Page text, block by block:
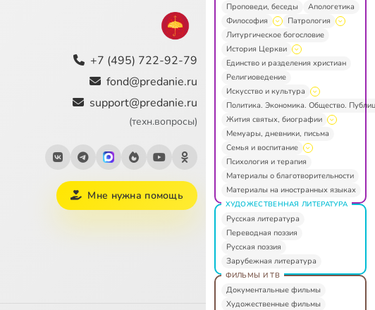
+7 (495) 722-92-79
fond@predanie.ru
support@predanie.ru
(техн.вопросы)
Мне нужна помощь
Проповеди, беседы
Апологетика
Философия
Патрология
Литургическое богословие
История Церкви
Единство и разделения христиан
Религиоведение
Искусство и культура
Политика. Экономика. Общество.
Жития святых, биографии
Мемуары, дневники, письма
Семья и воспитание
Психология и терапия
Материалы о благотворительности
Материалы на иностранных языках
ХУДОЖЕСТВЕННАЯ ЛИТЕРАТУРА
Русская литература
Переводная поэзия
Русская поэзия
Зарубежная литература
ФИЛЬМЫ И ТВ
Документальные фильмы
Художественные фильмы